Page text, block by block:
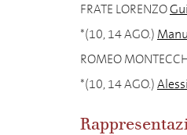
FRATE LORENZO
*(10, 14 AGO.)
ROMEO
*(10, 14 AGO.)